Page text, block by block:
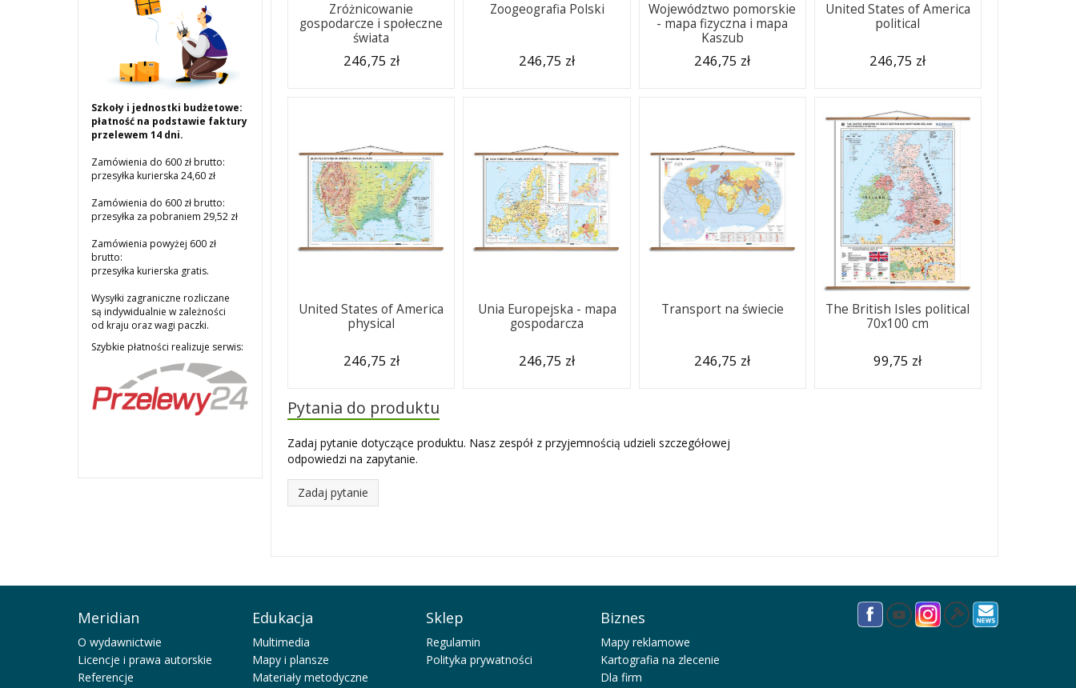
Zróżnicowanie
gospodarcze i społeczne
świata
246,75 zł
Zoogeografia Polski
246,75 zł
Województwo pomorskie
- mapa fizyczna i mapa
Kaszub
246,75 zł
United States of America
political
246,75 zł
United States of America
physical
246,75 zł
Unia Europejska - mapa
gospodarcza
246,75 zł
Transport na świecie
246,75 zł
The British Isles political
70x100 cm
99,75 zł
Pytania do produktu
Zadaj pytanie dotyczące produktu. Nasz zespół z przyjemnością udzieli szczegółowej
odpowiedzi na zapytanie.
Zadaj pytanie
Szkoły i jednostki budżetowe:
płatność na podstawie faktury
przelewem 14 dni.
Zamówienia do 600 zł brutto:
przesyłka kurierska 24,60 zł
Zamówienia do 600 zł brutto:
przesyłka za pobraniem 29,52 zł
Zamówienia powyżej 600 zł
brutto:
przesyłka kurierska gratis.
Wysyłki zagraniczne rozliczane
są indywidualnie w zależności
od kraju oraz wagi paczki.
Szybkie płatności realizuje serwis:
Meridian
O wydawnictwie
Licencje i prawa autorskie
Referencje
Edukacja
Multimedia
Mapy i plansze
Materiały metodyczne
Sklep
Regulamin
Polityka prywatności
Biznes
Mapy reklamowe
Kartografia na zlecenie
Dla firm